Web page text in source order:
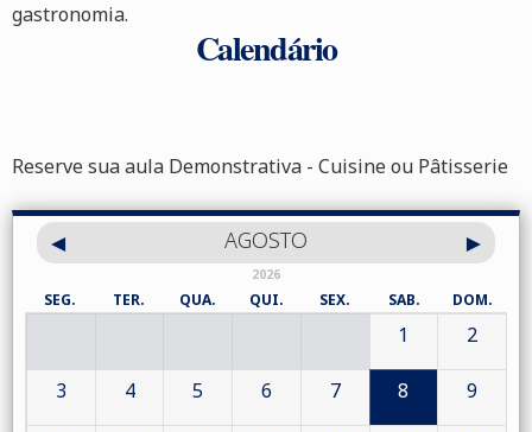
gastronomia.
Calendário
Reserve sua aula Demonstrativa - Cuisine ou Pâtisserie
AGOSTO
2026
DOM.
SEG. TER. QUA. QUI. SEX. SAB.
1 2
3 4 5 6 7 8 9